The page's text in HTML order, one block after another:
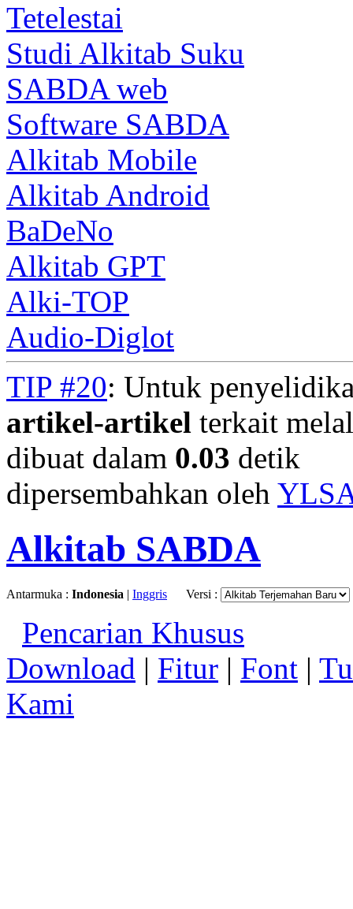
Tetelestai
Studi Alkitab Suku
SABDA web
Software SABDA
Alkitab Mobile
Alkitab Android
BaDeNo
Alkitab GPT
Alki-TOP
Audio-Diglot
TIP #20: Untuk
artikel-artikel terkait
dibuat dalam 0.03 detik
dipersembahkan oleh
Alkitab SABDA
Antarmuka : Indonesia | Inggris Versi :
Pencarian Khusus
Download | Fitur | Font |
Kami